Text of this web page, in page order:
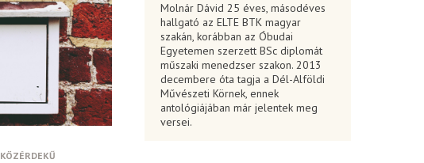
KÖZÉRDEKŰ
Molnár Dávid 25 éves, másodéves
hallgató az ELTE BTK magyar
szakán, korábban az Óbudai
Egyetemen szerzett BSc diplomát
műszaki menedzser szakon. 2013
decembere óta tagja a Dél-Alföldi
Művészeti Körnek, ennek
antológiájában már jelentek meg
versei.